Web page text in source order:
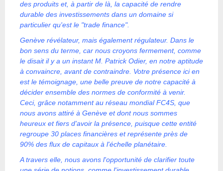
des produits et, à partir de là, la capacité de rendre
durable des investissements dans un domaine si
particulier qu'est le "trade finance".
Genève révélateur, mais également régulateur. Dans le
bon sens du terme, car nous croyons fermement, comme
le disait il y a un instant M. Patrick Odier, en notre aptitude
à convaincre, avant de contraindre. Votre présence ici en
est le témoignage, une belle preuve de notre capacité à
décider ensemble des normes de conformité à venir.
Ceci, grâce notamment au réseau mondial FC4S, que
nous avons attiré à Genève et dont nous sommes
heureux et fiers d'avoir la présence, puisque cette entité
regroupe 30 places financières et représente près de
90% des flux de capitaux à l'échelle planétaire.
A travers elle, nous avons l'opportunité de clarifier toute